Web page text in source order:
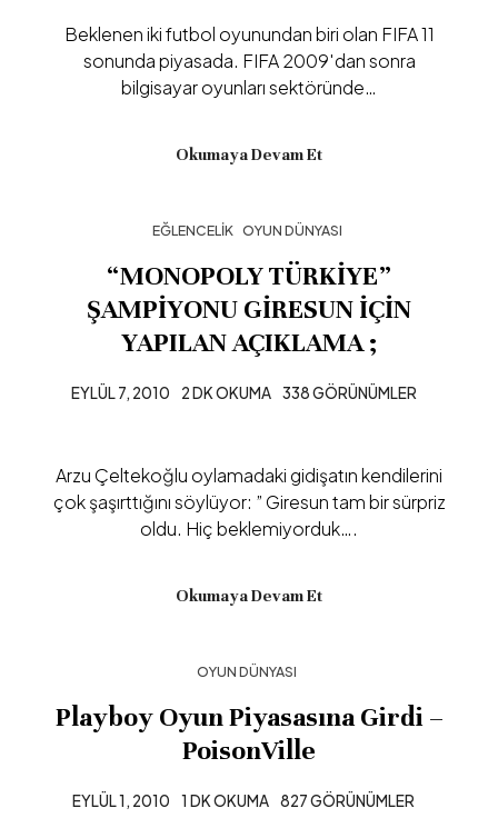
Beklenen iki futbol oyunundan biri olan FIFA 11
sonunda piyasada. FIFA 2009′dan sonra
bilgisayar oyunları sektöründe…
Okumaya Devam Et
EĞLENCELIK OYUN DÜNYASI
“MONOPOLY TÜRKİYE”
ŞAMPİYONU GİRESUN İÇİN
YAPILAN AÇIKLAMA ;
EYLÜL 7, 2010 2 DK OKUMA 338 GÖRÜNÜMLER
Arzu Çeltekoğlu oylamadaki gidişatın kendilerini
çok şaşırttığını söylüyor: ” Giresun tam bir sürpriz
oldu. Hiç beklemiyorduk….
Okumaya Devam Et
OYUN DÜNYASI
Playboy Oyun Piyasasına Girdi –
PoisonVille
EYLÜL 1, 2010 1 DK OKUMA 827 GÖRÜNÜMLER